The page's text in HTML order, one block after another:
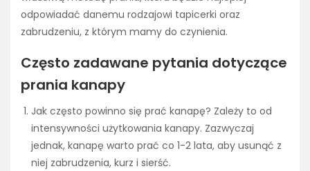
odpowiadać danemu rodzajowi tapicerki oraz
zabrudzeniu, z którym mamy do czynienia.
Często zadawane pytania dotyczące
prania kanapy
Jak często powinno się prać kanapę? Zależy to od
intensywności użytkowania kanapy. Zazwyczaj
jednak, kanapę warto prać co 1-2 lata, aby usunąć z
niej zabrudzenia, kurz i sierść.